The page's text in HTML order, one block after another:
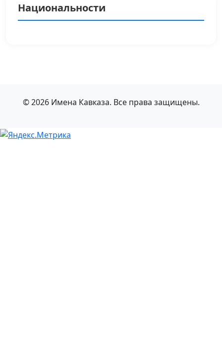
Национальности
© 2026 Имена Кавказа. Все права защищены.